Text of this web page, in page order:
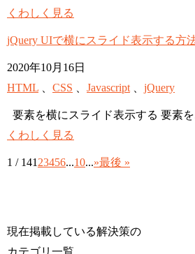
くわしく見る
jQuery UIで横にスライド表示する方
2020年10月16日
HTML
CSS Javascript jQuery
要素を横にスライド表示する 要素を
くわしく見る
1 / 141 23456...10...»最後 »
現在掲載している解決策の